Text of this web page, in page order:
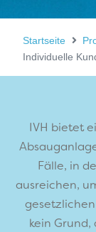
Startseite
Individuelle
IVH bietet
Fälle, in
ausreichen,
kein